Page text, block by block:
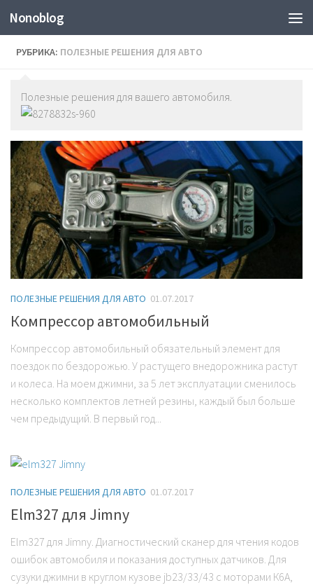
Nonoblog
РУБРИКА: ПОЛЕЗНЫЕ РЕШЕНИЯ ДЛЯ АВТО
Полезные решения для вашего автомобиля.
ПОЛЕЗНЫЕ РЕШЕНИЯ ДЛЯ АВТО 01.07.2017
Компрессор автомобильный
Компрессор автомобильный обязательный элемент для
поездок по бездорожью. У растущего внедорожника растут
и колеса. На моем джимни, за 5 лет эксплуатации сменилось
несколько комплектов летней резины, каждый был больше
чем предыдущий. В первый год...
ПОЛЕЗНЫЕ РЕШЕНИЯ ДЛЯ АВТО 01.07.2017
Elm327 для Jimny
Elm327 для Jimny. Диагностический сканер для чтения кодов
ошибок автомобиля и показания доступных датчиков. Для
сузуки джимни в круглом кузове jb23/33/43 с моторами К6А,